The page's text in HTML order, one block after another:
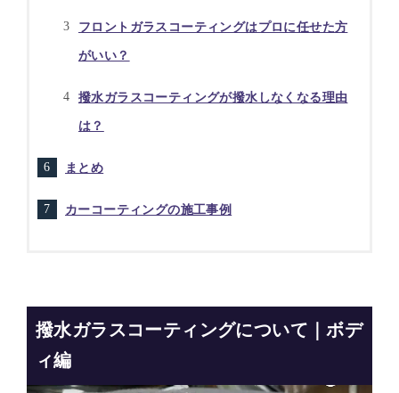
フロントガラスコーティングはプロに任せた方
がいい？
撥水ガラスコーティングが撥水しなくなる理由
は？
まとめ
カーコーティングの施工事例
撥水ガラスコーティングについて｜ボデ
ィ編